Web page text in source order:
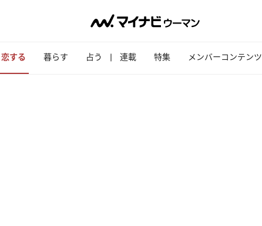
恋する 暮らす 占う 連載 特集 メンバーコンテンツ